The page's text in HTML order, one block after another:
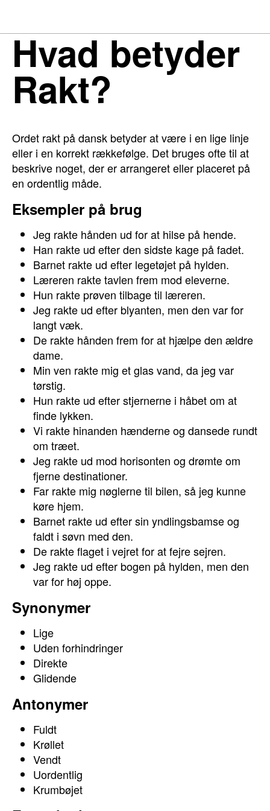
Hvad betyder
Rakt?
Ordet rakt på dansk betyder at være i en lige linje
eller i en korrekt rækkefølge. Det bruges ofte til at
beskrive noget, der er arrangeret eller placeret på
en ordentlig måde.
Eksempler på brug
Jeg rakte hånden ud for at hilse på hende.
Han rakte ud efter den sidste kage på fadet.
Barnet rakte ud efter legetøjet på hylden.
Læreren rakte tavlen frem mod eleverne.
Hun rakte prøven tilbage til læreren.
Jeg rakte ud efter blyanten, men den var for
langt væk.
De rakte hånden frem for at hjælpe den ældre
dame.
Min ven rakte mig et glas vand, da jeg var
tørstig.
Hun rakte ud efter stjernerne i håbet om at
finde lykken.
Vi rakte hinanden hænderne og dansede rundt
om træet.
Jeg rakte ud mod horisonten og drømte om
fjerne destinationer.
Far rakte mig nøglerne til bilen, så jeg kunne
køre hjem.
Barnet rakte ud efter sin yndlingsbamse og
faldt i søvn med den.
De rakte flaget i vejret for at fejre sejren.
Jeg rakte ud efter bogen på hylden, men den
var for høj oppe.
Synonymer
Lige
Uden forhindringer
Direkte
Glidende
Antonymer
Fuldt
Krøllet
Vendt
Uordentlig
Krumbøjet